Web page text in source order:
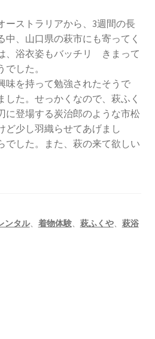
ーストラリアから、3週間の長
中、山口県の萩市にも寄ってく
、浴衣姿もバッチリ きまって
した。
を持って勉強されたそうで
した。せっかくなので、萩ふく
登場する炭治郎のような市松
ど少し羽織らせてあげまし
した。また、萩の来て欲しい
ンタル、 着物体験、 萩ふくや、 萩浴